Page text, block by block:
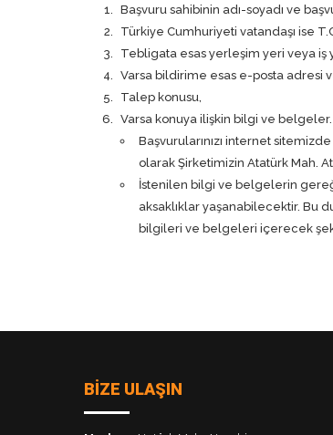
Başvuru sahibinin adı-soyadı ve
Türkiye Cumhuriyeti vatandaşı ise
Tebligata esas yerleşim yeri veya iş
Varsa bildirime esas e-posta adresi
Talep konusu,
Varsa konuya ilişkin bilgi ve belgeler.
Başvurularınızı internet
olarak Şirketimizin Atatürk Mah.
İstenilen bilgi ve belgelerin
aksaklıklar yaşanabilecektir. Bu
bilgileri ve belgeleri içerecek
BİZE ULAŞIN